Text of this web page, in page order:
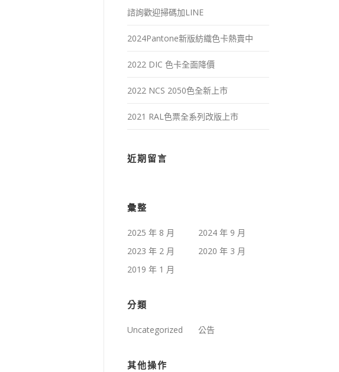
諮詢歡迎掃碼加LINE
2024Pantone新版紡織色卡熱賣中
2022 DIC 色卡全面降價
2022 NCS 2050色全新上市
2021 RAL色票全系列改版上市
近期留言
彙整
2025 年 8 月
2024 年 9 月
2023 年 2 月
2020 年 3 月
2019 年 1 月
分類
Uncategorized 公告
其他操作